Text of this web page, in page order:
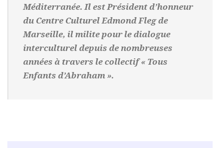
Méditerranée. Il est Président d’honneur
du Centre Culturel Edmond Fleg de
Marseille, il milite pour le dialogue
interculturel depuis de nombreuses
années à travers le collectif « Tous
Enfants d’Abraham ».